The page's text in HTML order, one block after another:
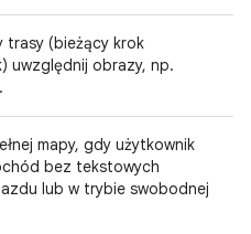
trasy (bieżący krok
uwzględnij obrazy, np.
mapy, gdy użytkownik
bez tekstowych
lub w trybie swobodnej